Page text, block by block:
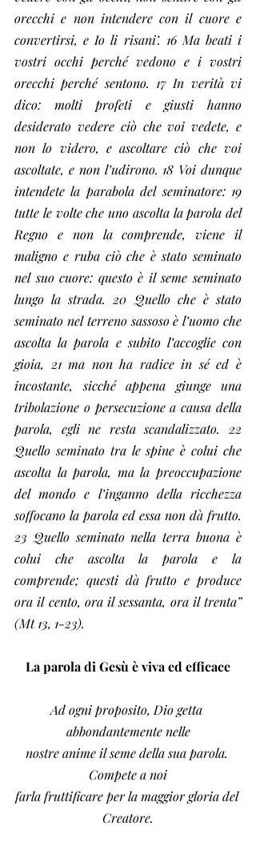
orecchi e non intendere con il cuore e
convertirsi, e Io li risani’. 16 Ma beati i
vostri occhi perché vedono e i vostri
orecchi perché sentono. 17 In verità vi
dico: molti profeti e giusti hanno
desiderato vedere ciò che voi vedete, e
non lo videro, e ascoltare ciò che voi
ascoltate, e non l’udirono. 18 Voi dunque
intendete la parabola del seminatore: 19
tutte le volte che uno ascolta la parola del
Regno e non la comprende, viene il
maligno e ruba ciò che è stato seminato
nel suo cuore: questo è il seme seminato
lungo la strada. 20 Quello che è stato
seminato nel terreno sassoso è l’uomo che
ascolta la parola e subito l’accoglie con
gioia, 21 ma non ha radice in sé ed è
incostante, sicché appena giunge una
tribolazione o persecuzione a causa della
parola, egli ne resta scandalizzato. 22
Quello seminato tra le spine è colui che
ascolta la parola, ma la preoccupazione
del mondo e l’inganno della ricchezza
soffocano la parola ed essa non dà frutto.
23 Quello seminato nella terra buona è
colui che ascolta la parola e la
comprende; questi dà frutto e produce
ora il cento, ora il sessanta, ora il trenta”
(Mt 13, 1-23).
La parola di Gesù è viva ed efficace
Ad ogni proposito, Dio getta
abbondantemente nelle
nostre anime il seme della sua parola.
Compete a noi
farla fruttificare per la maggior gloria del
Creatore.